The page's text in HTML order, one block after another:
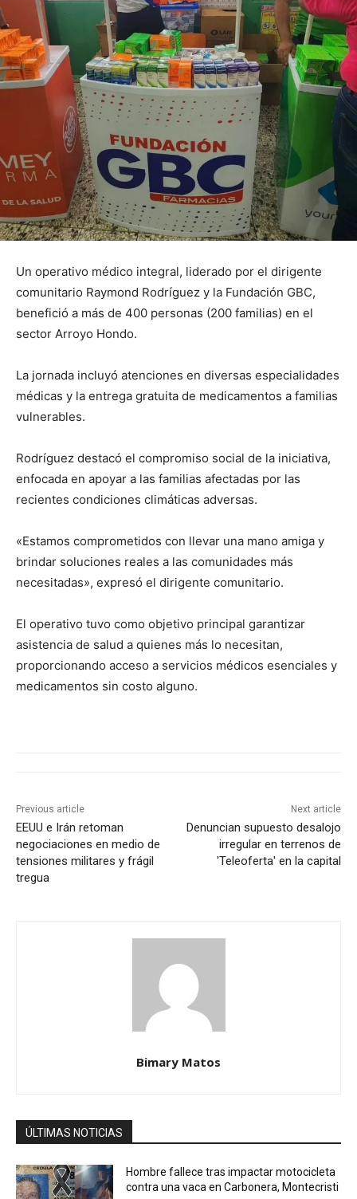
Un operativo médico integral, liderado por el dirigente
comunitario Raymond Rodríguez y la Fundación GBC,
benefició a más de 400 personas (200 familias) en el
sector Arroyo Hondo.
La jornada incluyó atenciones en diversas especialidades
médicas y la entrega gratuita de medicamentos a familias
vulnerables.
Rodríguez destacó el compromiso social de la iniciativa,
enfocada en apoyar a las familias afectadas por las
recientes condiciones climáticas adversas.
«Estamos comprometidos con llevar una mano amiga y
brindar soluciones reales a las comunidades más
necesitadas», expresó el dirigente comunitario.
El operativo tuvo como objetivo principal garantizar
asistencia de salud a quienes más lo necesitan,
proporcionando acceso a servicios médicos esenciales y
medicamentos sin costo alguno.
Previous article
EEUU e Irán retoman
negociaciones en medio de
tensiones militares y frágil
tregua
Next article
Denuncian supuesto desalojo
irregular en terrenos de
'Teleoferta' en la capital
Bimary Matos
ÚLTIMAS NOTICIAS
Hombre fallece tras impactar motocicleta
contra una vaca en Carbonera, Montecristi